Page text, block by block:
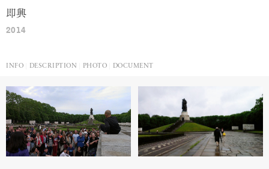
即興
2014
INFO DESCRIPTION PHOTO DOCUMENT